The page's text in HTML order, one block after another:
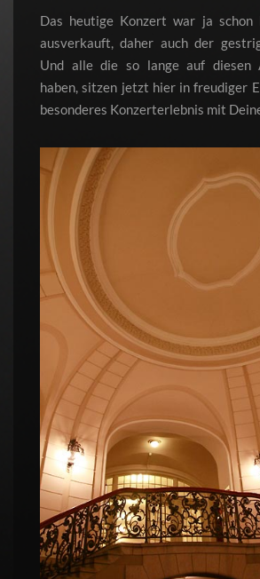
Das heutige Konzert war ja schon
ausverkauft, daher auch der
Und alle die so lange auf diesen
haben, sitzen jetzt hier in freudiger
besonderes Konzerterlebnis mit